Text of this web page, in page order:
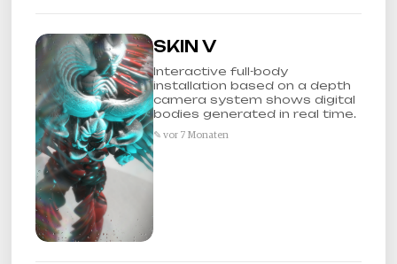
SKIN V
Interactive full-body
installation based on a depth
camera system shows digital
bodies generated in real time.
✎ vor 7 Monaten